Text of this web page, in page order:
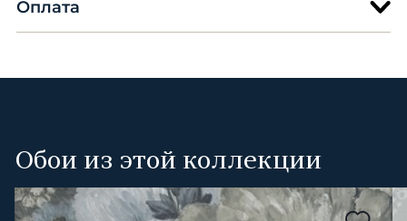
Оплата
Обои из этой коллекции